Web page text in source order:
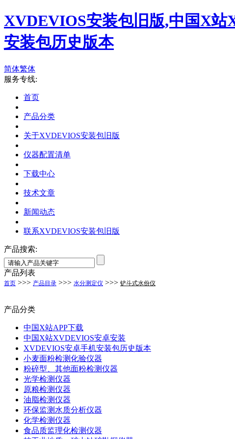
XVDEVIOS安装包旧版,中国X
安装包历史版本
简体繁体
服务专线:
首页
产品分类
关于XVDEVIOS安装包旧版
仪器配置清单
下载中心
技术文章
新闻动态
联系XVDEVIOS安装包旧版
产品搜索:
产品列表
首页 >>> 产品目录 >>> 水分测定仪 >>> 铲斗式水份仪
产品分类
中国X站APP下载
中国X站XVDEVIOS安卓安装
XVDEVIOS安卓手机安装包历史版本
小麦面粉检测化验仪器
粉碎型、其他面粉检测仪器
光学检测仪器
原粮检测仪器
油脂检测仪器
环保监测水质分析仪器
化学检测仪器
食品质监理化检测仪器